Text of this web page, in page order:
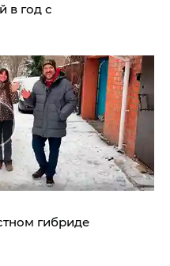
в год с
гибриде